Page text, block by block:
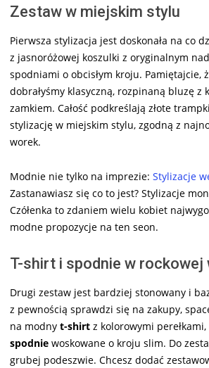
Zestaw w miejskim stylu
Pierwsza stylizacja jest doskonała na co
z jasnoróżowej koszulki z oryginalnym
spodniami o obcisłym kroju.
dobrałyśmy klasyczną, rozpinaną bluzę
zamkiem. Całość podkreślają złote
stylizację w miejskim stylu, zgodną z
worek.
Modnie nie tylko na imprezie: Stylizacje
Zastanawiasz się co to jest? Stylizacje
Czółenka to zdaniem wielu kobiet
modne propozycje na ten seon.
T-shirt i spodnie w rockowej
Drugi zestaw jest bardziej stonowany i
z pewnością sprawdzi się na zakupy,
na modny t-shirt z kolorowymi
spodnie woskowane o kroju slim. Do
grubej podeszwie. Chcesz dodać